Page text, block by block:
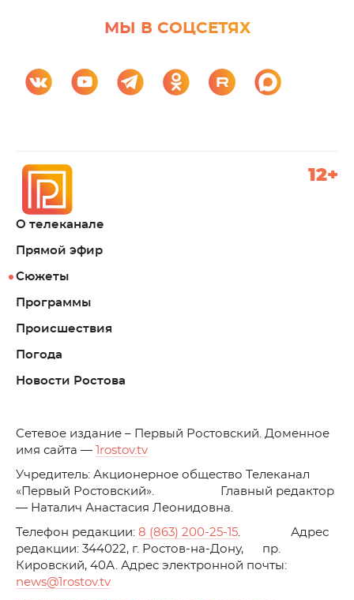
МЫ В СОЦСЕТЯХ
О телеканале
Прямой эфир
Сюжеты
Программы
Происшествия
Погода
Новости Ростова
12+
Cетевое издание – Первый Ростовский. Доменное
имя сайта —
1rostov.tv
Учредитель: Акционерное общество Телеканал
«Первый Ростовский». Главный редактор
— Наталич Анастасия Леонидовна.
Телефон редакции: 8 (863) 200-25-15. Адрес
редакции: 344022, г. Ростов-на-Дону, пр.
Кировский, 40А. Адрес электронной почты:
news@1rostov.tv